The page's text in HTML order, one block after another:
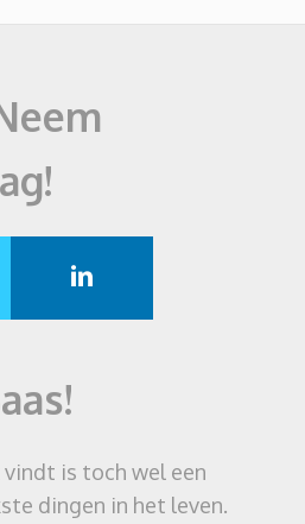
is toch wel een
dingen in het leven.